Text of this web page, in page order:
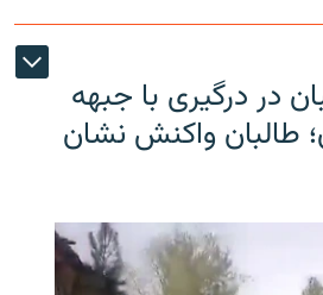
در درگیری با جبهه
طالبان واکنش نشان